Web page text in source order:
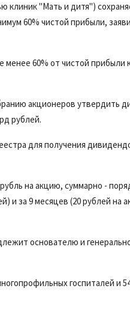
клиник"Мать и дитя")
60% чистой прибыли,
60% от чистой прибыли
акционеров утвердить
рублей.
для получения
на акцию, суммарно -
и за 9 месяцев (20 рублей на
основателю и
госпиталей и